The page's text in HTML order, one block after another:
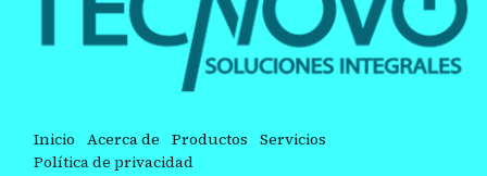
Inicio Acerca de Productos Servicios
Política de privacidad